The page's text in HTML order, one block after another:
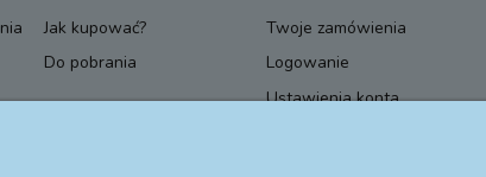
Jak kupować?
Do pobrania
Twoje zamówienia
Logowanie
Ustawienia konta